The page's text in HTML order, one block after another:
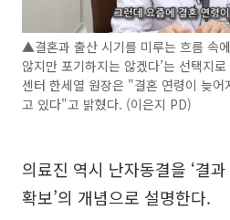
▲결혼과 출산 시기를 미루는 흐름 속
않지만 포기하지는 않겠다’는 선택지
센터 한세열 원장은 "결혼 연령이 늦어
고 있다"고 밝혔다. (이은지 PD)
의료진 역시 난자동결을 ‘결
확보’의 개념으로 설명한다.